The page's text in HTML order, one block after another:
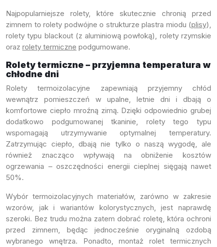
Najpopularniejsze rolety, które skutecznie chronią przed
zimnem to rolety podwójne o strukturze plastra miodu (plisy),
rolety typu blackout (z aluminiową powłoką), rolety rzymskie
oraz rolety termiczne podgumowane.
Rolety termiczne – przyjemna temperatura w
chłodne dni
Rolety termoizolacyjne zapewniają przyjemny chłód
wewnątrz pomieszczeń w upalne, letnie dni i dbają o
komfortowe ciepło mroźną zimą. Dzięki odpowiednio grubej
dodatkowo podgumowanej tkaninie, rolety tego typu
wspomagają utrzymywanie optymalnej temperatury.
Zatrzymując ciepło, dbają nie tylko o naszą wygodę, ale
również znacząco wpływają na obniżenie kosztów
ogrzewania – oszczędności energii cieplnej sięgają nawet
50%.
Wybór termoizolacyjnych materiałów, zarówno w zakresie
wzorów, jak i wariantów kolorystycznych, jest naprawdę
szeroki. Bez trudu można zatem dobrać roletę, która ochroni
przed zimnem, będąc jednocześnie oryginalną ozdobą
wybranego wnętrza. Ponadto, montaż rolet termicznych